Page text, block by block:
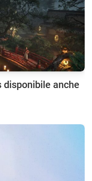
disponibile anche